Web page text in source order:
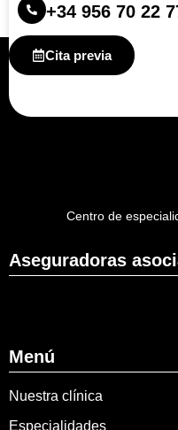
+34 956 70 22
Cita previa
Centro de
Aseguradoras
Menú
Nuestra clínica
Especialidades